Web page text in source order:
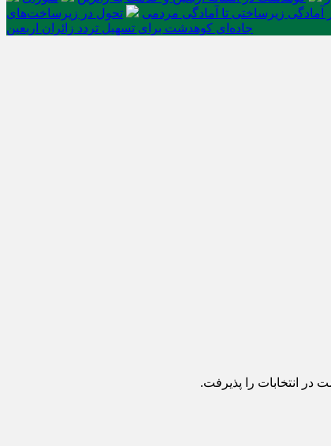
آمادگی زیرساختی تا آمادگی مردمی
تحول در زیرساخت‌های
جاده‌ای کوهدشت برای تسهیل تردد زائران اربعین
در انتخابات را پذیرفت.